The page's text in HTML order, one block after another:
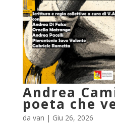
Andrea
poeta che
da van | Giu 26, 2026